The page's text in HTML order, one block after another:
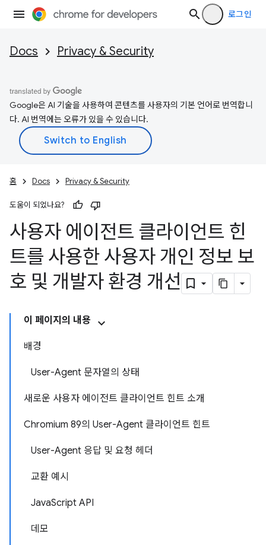
로그인
Docs Privacy & Security
Google은 AI 기술을 사용하여 콘텐츠를 사용자의 기본 언어로 번역합니
다. AI 번역에는 오류가 있을 수 있습니다.
홈 Docs Privacy & Security
도움이 되었나요?
사용자 에이전트 클라이언트 힌
트를 사용한 사용자 개인 정보 보
호 및 개발자 환경 개선
이 페이지의 내용
배경
User-Agent 문자열의 상태
새로운 사용자 에이전트 클라이언트 힌트 소개
Chromium 89의 User-Agent 클라이언트 힌트
User-Agent 응답 및 요청 헤더
교환 예시
JavaScript API
데모